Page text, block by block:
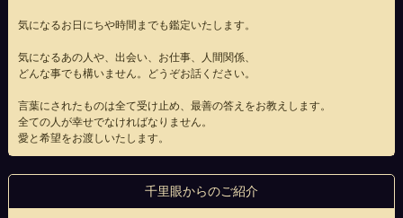
気になるお日にちや時間までも鑑定いたします。
気になるあの人や、出会い、お仕事、人間関係、
どんな事でも構いません。どうぞお話ください。
言葉にされたものは全て受け止め、最善の答えをお教えします。
全ての人が幸せでなければなりません。
愛と希望をお渡しいたします。
千里眼からのご紹介